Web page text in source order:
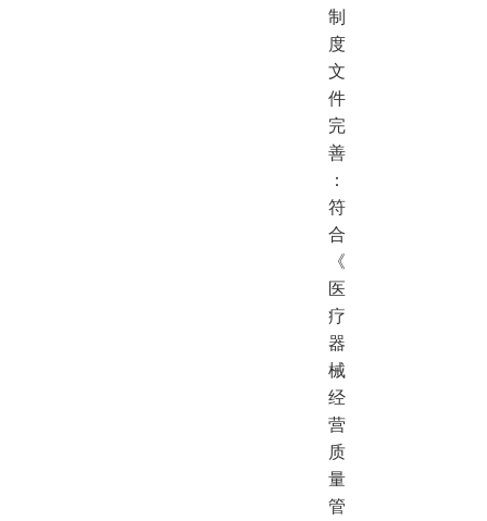
制
度
文
件
完
善
：
符
合
《
医
疗
器
械
经
营
质
量
管